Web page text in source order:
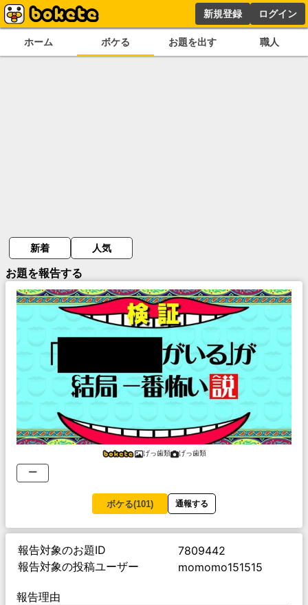
新規登録 ログイン
ホーム ボケる お題を出す 職人
新着 人気
お題を報告する
げっ歯類 げっ歯類
ー
ボケる(101) 通報する
報告対象のお題ID
7809442
報告対象の投稿ユーザー
momomo151515
報告理由